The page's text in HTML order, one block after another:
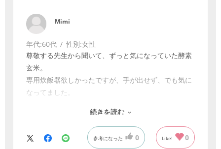
Mimi
年代:60代 性別:女性
尊敬する先生から聞いて、ずっと気になっていた酵素
玄米。
専用炊飯器欲しかったですが、手が出せず、でも気に
なってました。
い、取り出したところ、
現在使っている炊飯器（３合炊き）には入れられ
ず、、、
続きを読む
参考になった 0 Like! 0